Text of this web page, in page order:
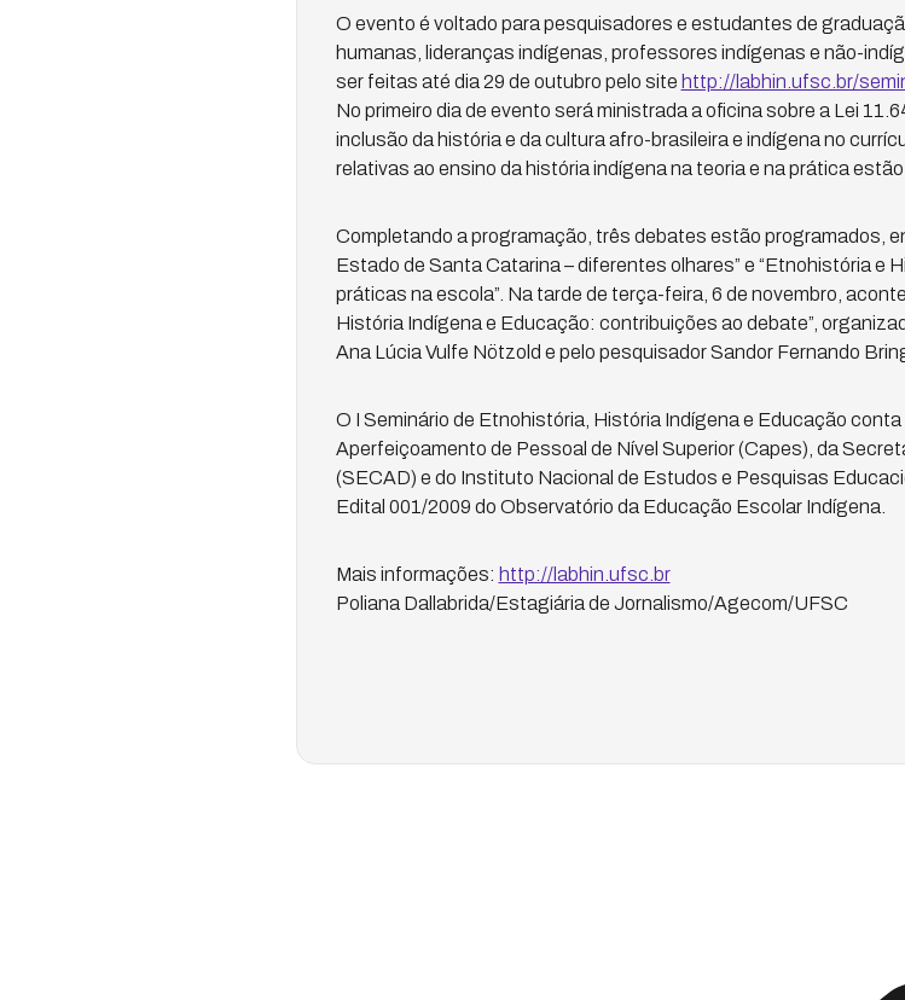
O evento é voltado para pesquisadores e estudantes de
humanas, lideranças indígenas, professores indígenas e não-
ser feitas até dia 29 de outubro pelo site http://labhin.ufsc.br/
No primeiro dia de evento será ministrada a oficina sobre a Lei
inclusão da história e da cultura afro-brasileira e indígena no
relativas ao ensino da história indígena na teoria e na prática
Completando a programação, três debates estão programados,
Estado de Santa Catarina – diferentes olhares” e “Etnohistória e
práticas na escola”. Na tarde de terça-feira, 6 de novembro,
História Indígena e Educação: contribuições ao debate”,
Ana Lúcia Vulfe Nötzold e pelo pesquisador Sandor Fernando
O I Seminário de Etnohistória, História Indígena e Educação
Aperfeiçoamento de Pessoal de Nível Superior (Capes), da
(SECAD) e do Instituto Nacional de Estudos e Pesquisas
Edital 001/2009 do Observatório da Educação Escolar Indígena.
Mais informações: http://labhin.ufsc.br
Poliana Dallabrida/Estagiária de Jornalismo/Agecom/UFSC